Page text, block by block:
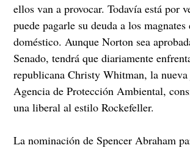
ellos van a provocar. Todavía está por
puede pagarle su deuda a los
doméstico. Aunque Norton sea
Senado, tendrá que diariamente
republicana Christy Whitman, la
Agencia de Protección Ambiental,
una liberal al estilo Rockefeller.
La nominación de Spencer Abraham